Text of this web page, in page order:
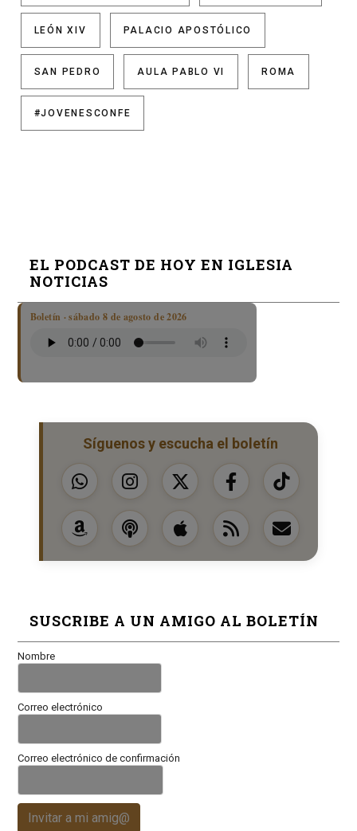
LEÓN XIV PALACIO APOSTÓLICO
SAN PEDRO AULA PABLO VI ROMA
#JOVENESCONFE
EL PODCAST DE HOY EN IGLESIA
NOTICIAS
Boletín · sábado 8 de agosto de 2026
Síguenos y escucha el boletín
SUSCRIBE A UN AMIGO AL BOLETÍN
Nombre
Correo electrónico
Correo electrónico de confirmación
Invitar a mi amig@